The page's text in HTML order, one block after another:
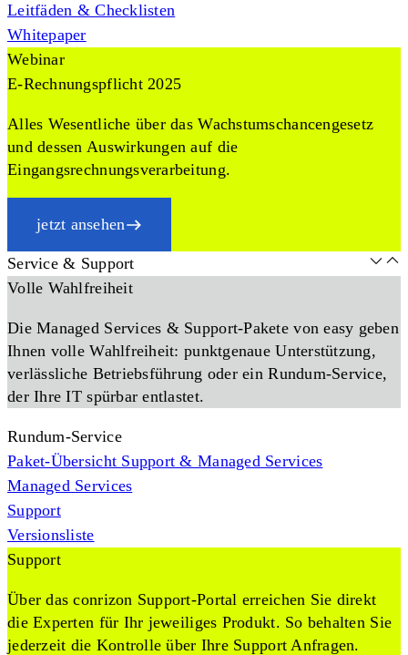
Leitfäden & Checklisten
Whitepaper
Webinar
E-Rechnungspflicht 2025
Alles Wesentliche über das Wachstumschancengesetz
und dessen Auswirkungen auf die
Eingangsrechnungsverarbeitung.
jetzt ansehen
Service & Support
Volle Wahlfreiheit
Die Managed Services & Support-Pakete von easy geben
Ihnen volle Wahlfreiheit: punktgenaue Unterstützung,
verlässliche Betriebsführung oder ein Rundum-Service,
der Ihre IT spürbar entlastet.
Rundum-Service
Paket-Übersicht Support & Managed Services
Managed Services
Support
Versionsliste
Support
Über das conrizon Support-Portal erreichen Sie direkt
die Experten für Ihr jeweiliges Produkt. So behalten Sie
jederzeit die Kontrolle über Ihre Support Anfragen.